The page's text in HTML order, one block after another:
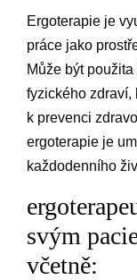
Ergoterapie je
práce jako
Může být
fyzického
k prevenci
ergoterapie je
každodenního
svým
včetně: